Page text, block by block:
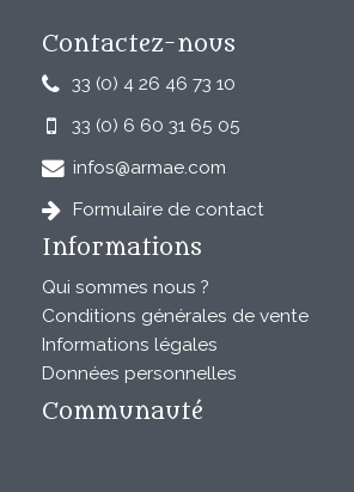
Contactez-nous
33 (0) 4 26 46 73 10
33 (0) 6 60 31 65 05
infos@armae.com
Formulaire de contact
Informations
Qui sommes nous ?
Conditions générales de vente
Informations légales
Données personnelles
Communauté